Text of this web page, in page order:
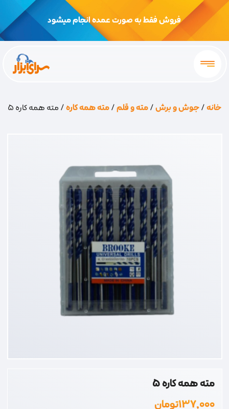
فروش فقط به صورت عمده انجام میشود
خانه/جوش و برش/مته و قلم/مته همه کاره/ مته همه کاره 5
مته همه کاره 5
۱۳۷,۰۰۰تومان